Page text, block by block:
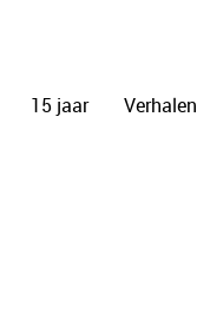
15 jaar Verhalen